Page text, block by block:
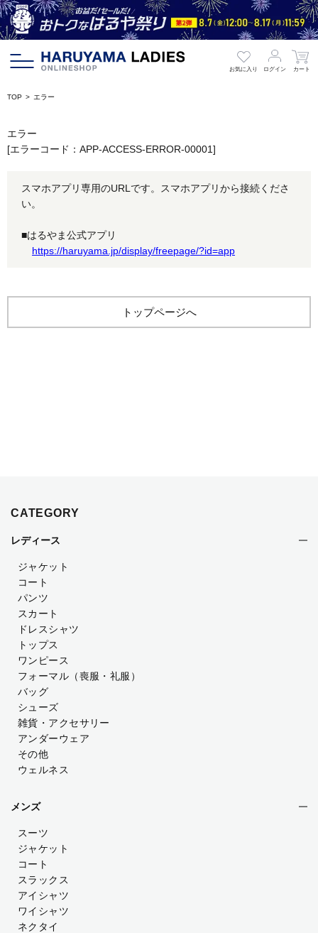
お気に入り ログイン カート
TOP エラー
エラー
[エラーコード：APP-ACCESS-ERROR-00001]
スマホアプリ専用のURLです。スマホアプリから接続くださ
い。
■はるやま公式アプリ
https://haruyama.jp/display/freepage/?id=app
トップページへ
CATEGORY
レディース
ジャケット
コート
パンツ
スカート
ドレスシャツ
トップス
ワンピース
フォーマル（喪服・礼服）
バッグ
シューズ
雑貨・アクセサリー
アンダーウェア
その他
ウェルネス
メンズ
スーツ
ジャケット
コート
スラックス
アイシャツ
ワイシャツ
ネクタイ